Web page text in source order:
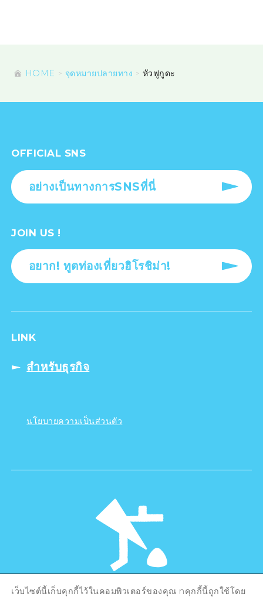
HOME จุดหมายปลายทาง หัวฟูกูดะ
OFFICIAL SNS
อย่างเป็นทางการSNSที่นี่
JOIN US !
อยาก! ทูตท่องเที่ยวฮิโรชิม่า!
LINK
สำหรับธุรกิจ
นโยบายความเป็นส่วนตัว
©Hiroshima Tourism Association /
เว็บไซต์นี้เก็บคุกกี้ไว้ในคอมพิวเตอร์ของคุณ nคุกกี้นี้ถูกใช้โดย